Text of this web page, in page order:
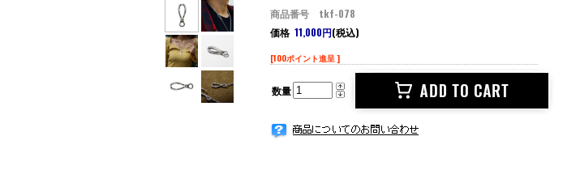
商品番号 tkf-078
価格 11,000円(税込)
[100ポイント進呈 ]
数量